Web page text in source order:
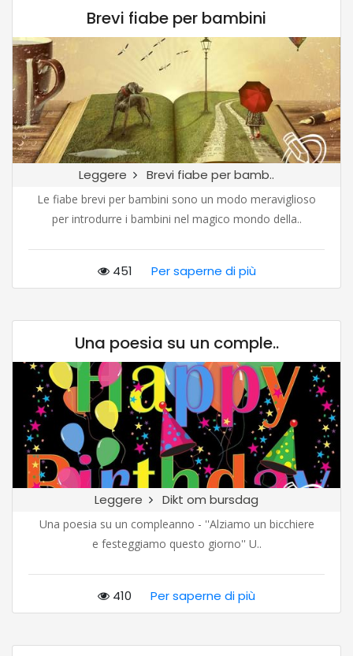
Brevi fiabe per bambini
Leggere Brevi fiabe per bamb..
Le fiabe brevi per bambini sono un modo meraviglioso
per introdurre i bambini nel magico mondo della..
451 Per saperne di più
Una poesia su un comple..
Leggere Dikt om bursdag
Una poesia su un compleanno - ''Alziamo un bicchiere
e festeggiamo questo giorno'' U..
410 Per saperne di più